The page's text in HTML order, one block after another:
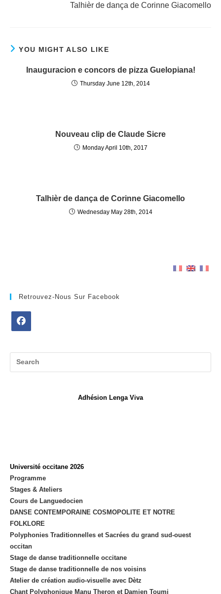
Talhièr de dança de Corinne Giacomello
YOU MIGHT ALSO LIKE
Inauguracion e concors de pizza Guelopiana!
Thursday June 12th, 2014
Nouveau clip de Claude Sicre
Monday April 10th, 2017
Talhièr de dança de Corinne Giacomello
Wednesday May 28th, 2014
Retrouvez-Nous Sur Facebook
new
Adhésion Lenga Viva
Université occitane 2026
Programme
Stages & Ateliers
Cours de Languedocien
DANSE CONTEMPORAINE COSMOPOLITE ET NOTRE
FOLKLORE
Polyphonies Traditionnelles et Sacrées du grand sud-ouest
occitan
Stage de danse traditionnelle occitane
Stage de danse traditionnelle de nos voisins
Atelier de création audio-visuelle avec Dètz
Chant Polyphonique Manu Theron et Damien Toumi